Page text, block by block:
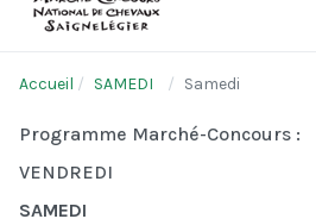
Accueil SAMEDI Samedi
Programme Marché-Concours :
VENDREDI
SAMEDI